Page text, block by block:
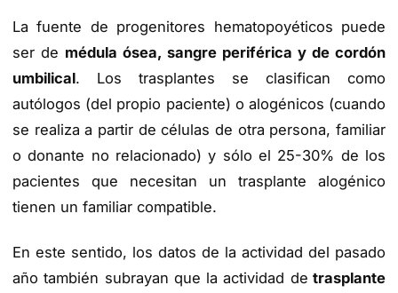
La fuente de progenitores hematopoyéticos puede
ser de médula ósea, sangre periférica y de cordón
umbilical. Los trasplantes se clasifican como
autólogos (del propio paciente) o alogénicos (cuando
se realiza a partir de células de otra persona, familiar
o donante no relacionado) y sólo el 25-30% de los
pacientes que necesitan un trasplante alogénico
tienen un familiar compatible.
En este sentido, los datos de la actividad del pasado
año también subrayan que la actividad de trasplante